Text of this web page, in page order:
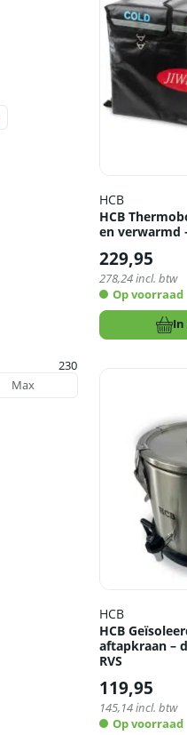
230
HCB
HCB
en verwarmd
229,95
278,24incl. btw
Op voorraad
HCB
HCB
aftapkraan –
RVS
119,95
145,14incl. btw
Op voorraad